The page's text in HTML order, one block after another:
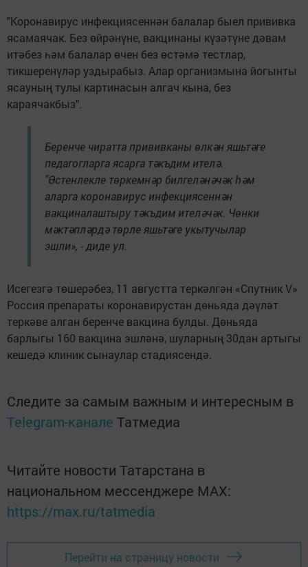
"Коронавирус инфекциясеннән балалар быел прививка
ясамаячак. Без өйрәнүне, вакцинаны күзәтүне дәвам
итәбез һәм балалар өчен без өстәмә тестлар,
тикшеренүләр уздырабыз. Алар организмына йогынты
ясауның тулы картинасын алгач кына, без
караячакбыз".
Беренче чиратта прививканы өлкән яшьтәге
педагогларга ясарга тәкъдим ителә.
"Өстенлекле төркемнәр билгеләнәчәк һәм
аларга коронавирус инфекциясеннән
вакциналаштыру тәкъдим ителәчәк. Чөнки
мәктәпләрдә төрле яшьтәге укытучылар
эшли», - диде ул.
Исегезгә төшерәбез, 11 августта теркәлгән «Спутник V»
Россия препараты коронавирустан дөньяда дәүләт
теркәве алган беренче вакцина булды. Дөньяда
барлыгы 160 вакцина эшләнә, шуларның 30дан артыгы
кешедә клиник сынаулар стадиясендә.
Следите за самым важным и интересным в
Telegram-канале Татмедиа
Читайте новости Татарстана в
национальном мессенджере MАХ:
https://max.ru/tatmedia
Перейти на страницу новости